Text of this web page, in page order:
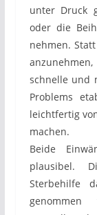
unter Druck
oder die
nehmen.
schnelle und
Problems
leichtfertig
machen.
Beide
plausibel.
Sterbehilfe